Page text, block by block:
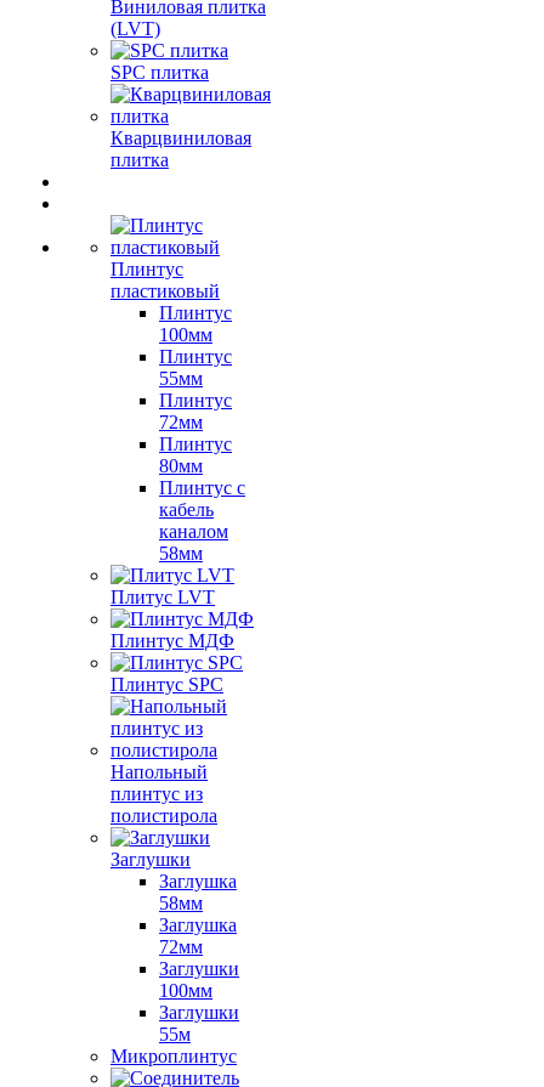
Виниловая плитка
(LVT)
SPC плитка
Кварцвиниловая
плитка
Плинтус
пластиковый
Плинтус
100мм
Плинтус
55мм
Плинтус
72мм
Плинтус
80мм
Плинтус с
кабель
каналом
58мм
Плитус LVT
Плинтус МДФ
Плинтус SPC
Напольный
плинтус из
полистирола
Заглушки
Заглушка
58мм
Заглушка
72мм
Заглушки
100мм
Заглушки
55м
Микроплинтус